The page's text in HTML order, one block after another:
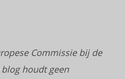
Commissie bij de
houdt geen